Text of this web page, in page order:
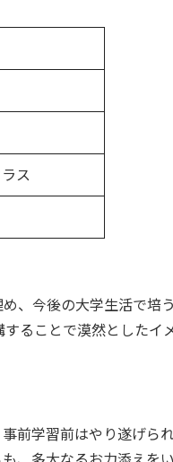
ス
、今後の大学生活で培
ることで漠然とした
前学習前はやり遂げら